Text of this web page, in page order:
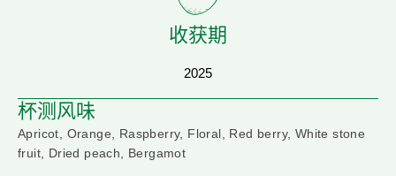
收获期
2025
杯测风味
Apricot, Orange, Raspberry, Floral, Red berry, White stone
fruit, Dried peach, Bergamot